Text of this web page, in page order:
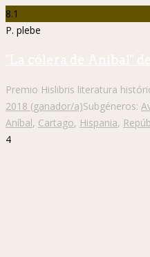
8.1
P. plebe
"La cólera de Aníbal"
Premio Hislibris literatura
2018 (ganador/a)Subgéneros:
Aníbal, Cartago, Hispania,
4